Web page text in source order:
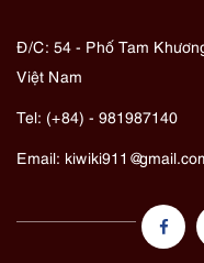
Đ/C: 54 - Phố Tam
Việt Nam
Tel: (+84) - 981987140
Email: